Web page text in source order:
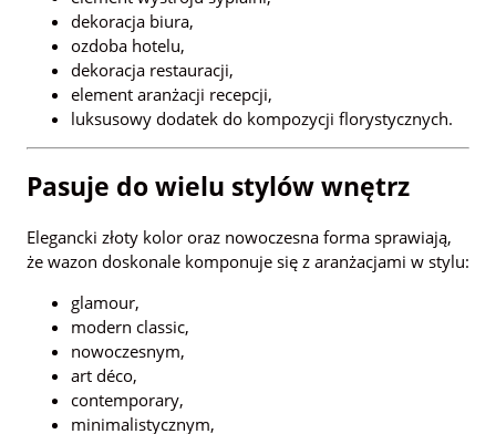
dekoracja biura,
ozdoba hotelu,
dekoracja restauracji,
element aranżacji recepcji,
luksusowy dodatek do kompozycji florystycznych.
Pasuje do wielu stylów wnętrz
Elegancki złoty kolor oraz nowoczesna forma sprawiają,
że wazon doskonale komponuje się z aranżacjami w stylu:
glamour,
modern classic,
nowoczesnym,
art déco,
contemporary,
minimalistycznym,